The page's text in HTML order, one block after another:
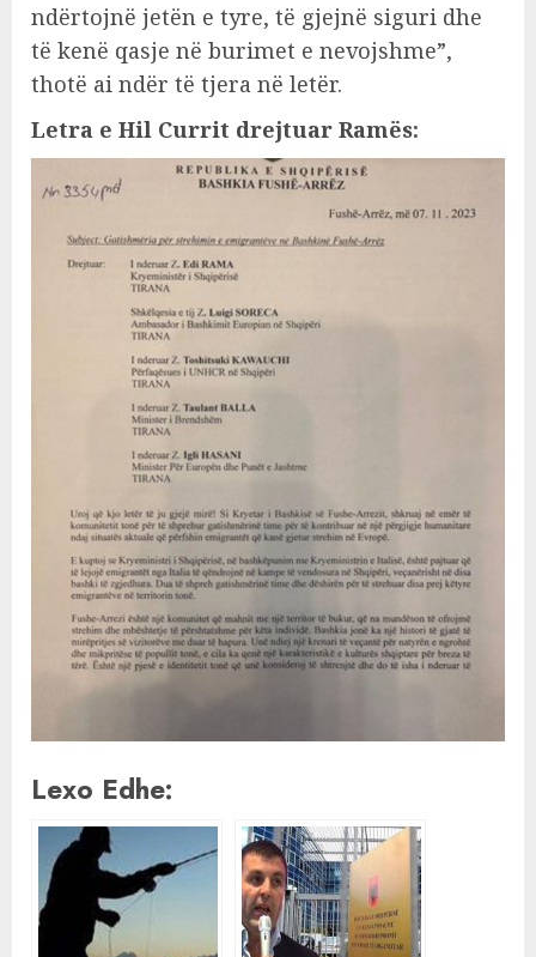
ndërtojnë jetën e tyre, të gjejnë siguri dhe
të kenë qasje në burimet e nevojshme”,
thotë ai ndër të tjera në letër.
Letra e Hil Currit drejtuar Ramës:
Lexo Edhe: